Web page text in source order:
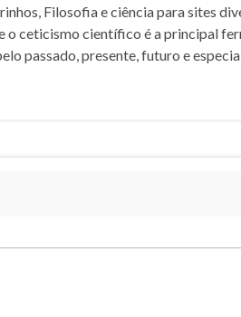
Filosofia e ciência para sites
o ceticismo científico é a principal
passado, presente, futuro e